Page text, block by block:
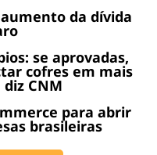
da dívida
se aprovadas,
cofres em mais
CNM
para abrir
brasileiras